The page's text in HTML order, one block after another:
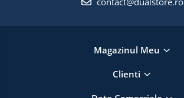
Magazinul Meu
Clienti